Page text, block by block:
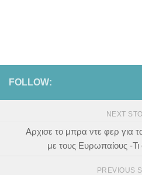
FOLLOW:
NEXT
Αρχισε το μπρα ντε φερ για
με τους Ευρωπαίους -
PREVIOUS